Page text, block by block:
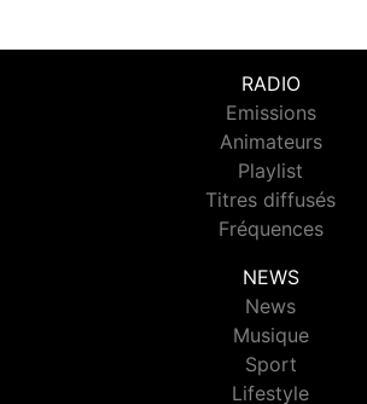
RADIO
Emissions
Animateurs
Playlist
Titres diffusés
Fréquences
NEWS
News
Musique
Sport
Lifestyle